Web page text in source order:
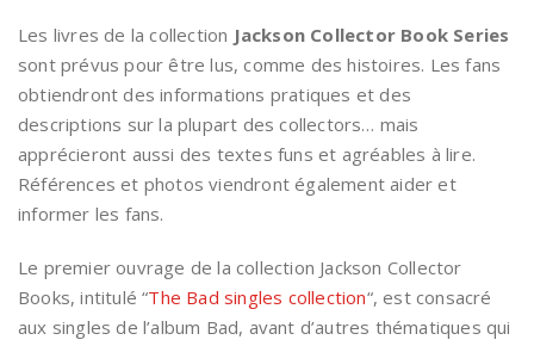
Les livres de la collection Jackson Collector Book Series
sont prévus pour être lus, comme des histoires. Les fans
obtiendront des informations pratiques et des
descriptions sur la plupart des collectors… mais
apprécieront aussi des textes funs et agréables à lire.
Références et photos viendront également aider et
informer les fans.
Le premier ouvrage de la collection Jackson Collector
Books, intitulé “The Bad singles collection“, est consacré
aux singles de l’album Bad, avant d’autres thématiques qui